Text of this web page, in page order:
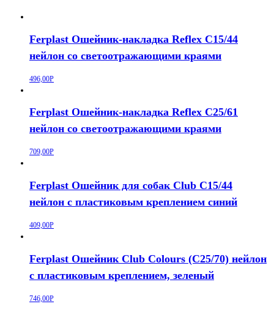
Ferplast Ошейник-накладка Reflex C15/44
нейлон со светоотражающими краями
496,00Р
Ferplast Ошейник-накладка Reflex С25/61
нейлон со светоотражающими краями
709,00Р
Ferplast Ошейник для собак Club C15/44
нейлон с пластиковым креплением синий
409,00Р
Ferplast Ошейник Club Colours (C25/70) нейлон
с пластиковым креплением, зеленый
746,00Р